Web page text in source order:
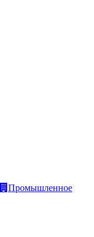
Промышленное